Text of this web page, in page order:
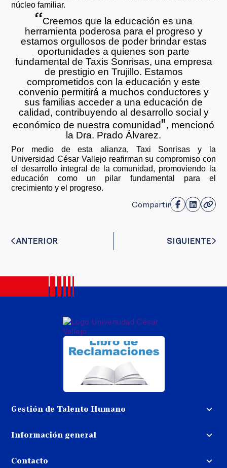
núcleo familiar.
“Creemos que la educación es una
herramienta poderosa para el progreso y
estamos orgullosos de poder brindar estas
oportunidades a quienes son parte
fundamental de Taxis Sonrisas, una empresa
de prestigio en Trujillo. Estamos
comprometidos con la educación y este
convenio permitirá a muchos conductores y
sus familias acceder a una educación de
calidad, contribuyendo al desarrollo social y
económico de nuestra comunidad", mencionó
la Dra. Prado Álvarez.
Por medio de esta alianza, Taxi Sonrisas y la
Universidad César Vallejo reafirman su compromiso con
el desarrollo integral de la comunidad, promoviendo la
educación como un pilar fundamental para el
crecimiento y el progreso.
Compartir
ANTERIOR SIGUIENTE
Gestión de Talento Humano
Trabaja con nosotros
Información general
dinero
Contacto